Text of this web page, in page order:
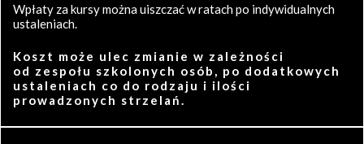
Wpłaty za kursy można uiszczać w ratach po indywidualnych
ustaleniach.
Koszt może ulec zmianie w zależności
od zespołu szkolonych osób, po dodatkowych
ustaleniach co do rodzaju i ilości
prowadzonych strzelań.